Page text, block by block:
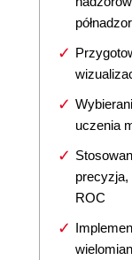
uczenia
precyzja,
ROC